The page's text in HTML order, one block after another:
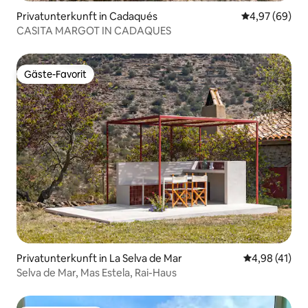
Privatunterkunft in Cadaqués
4,97 (69)
CASITA MARGOT IN CADAQUES
Gäste-Favorit
Gäste-Favorit
Privatunterkunft in La Selva de Mar
4,98 (41)
Selva de Mar, Mas Estela, Rai-Haus